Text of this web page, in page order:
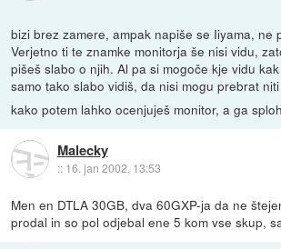
bizi brez zamere, ampak napiše se Iiyama, ne
Verjetno ti te znamke monitorja še nisi vidu,
pišeš slabo o njih. Al pa si mogoče kje vidu
samo tako slabo vidiš, da nisi mogu prebrat
kako potem lahko ocenjuješ monitor, a ga
Malecky
:: 16. jan 2002, 13:53
Men en DTLA 30GB, dva 60GXP-ja da ne
prodal in so pol odjebal ene 5 kom vse skup,